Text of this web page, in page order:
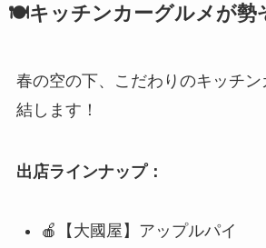
🍽️キッチンカーグルメが勢
春の空の下、こだわりのキッチ
結します！
出店ラインナップ：
🍎【大國屋】アップルパイ